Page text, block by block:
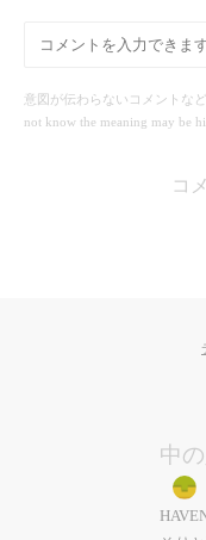
意図が伝わらないコメントな
not know the meaning may be
コ
中の